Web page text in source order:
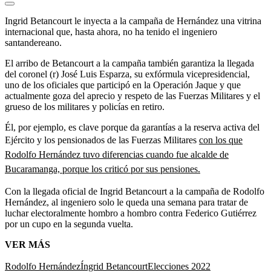
Ingrid Betancourt le inyecta a la campaña de Hernández una vitrina
internacional que, hasta ahora, no ha tenido el ingeniero
santandereano.
El arribo de Betancourt a la campaña también garantiza la llegada
del coronel (r) José Luis Esparza, su exfórmula vicepresidencial,
uno de los oficiales que participó en la Operación Jaque y que
actualmente goza del aprecio y respeto de las Fuerzas Militares y el
grueso de los militares y policías en retiro.
Él, por ejemplo, es clave porque da garantías a la reserva activa del
Ejército y los pensionados de las Fuerzas Militares con los que
Rodolfo Hernández tuvo diferencias cuando fue alcalde de
Bucaramanga, porque los criticó por sus pensiones.
Con la llegada oficial de Ingrid Betancourt a la campaña de Rodolfo
Hernández, al ingeniero solo le queda una semana para tratar de
luchar electoralmente hombro a hombro contra Federico Gutiérrez
por un cupo en la segunda vuelta.
VER MÁS
Rodolfo HernándezÍngrid BetancourtElecciones 2022